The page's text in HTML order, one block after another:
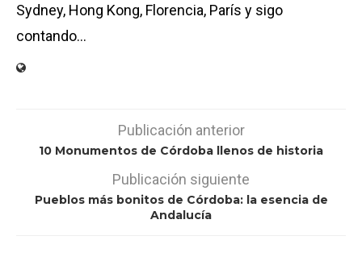
Sydney, Hong Kong, Florencia, París y sigo
contando...
Publicación anterior
10 Monumentos de Córdoba llenos de historia
Publicación siguiente
Pueblos más bonitos de Córdoba: la esencia de
Andalucía